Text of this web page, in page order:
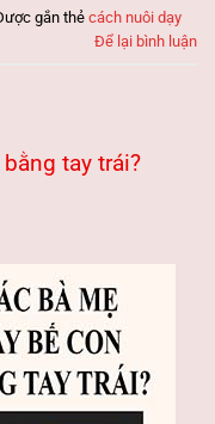
gắn thẻcách nuôi dạy
Để lại bình luận
tay trái?